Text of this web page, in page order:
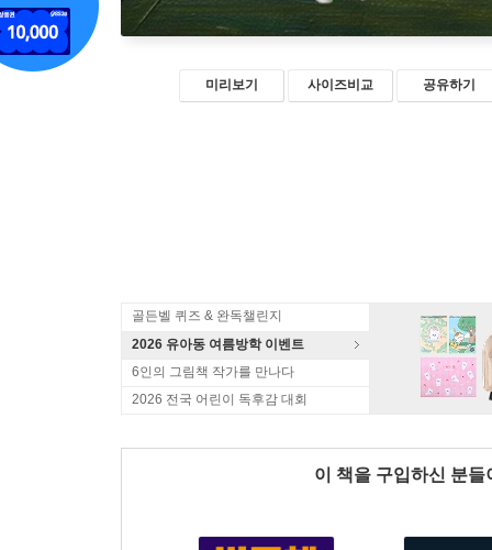
미리보기 사이즈비교 공유하기
골든벨 퀴즈 & 완독챌린지
2026 유아동 여름방학 이벤트
6인의 그림책 작가를 만나다
2026 전국 어린이 독후감 대회
이 책을 구입하신 분